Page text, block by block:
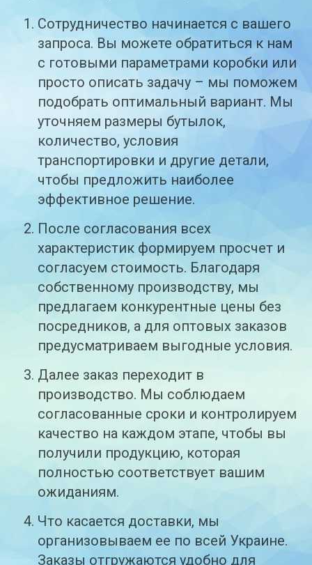
Сотрудничество начинается с вашего
запроса. Вы можете обратиться к нам
с готовыми параметрами коробки или
просто описать задачу – мы поможем
подобрать оптимальный вариант. Мы
уточняем размеры бутылок,
количество, условия
транспортировки и другие детали,
чтобы предложить наиболее
эффективное решение.
После согласования всех
характеристик формируем просчет и
согласуем стоимость. Благодаря
собственному производству, мы
предлагаем конкурентные цены без
посредников, а для оптовых заказов
предусматриваем выгодные условия.
Далее заказ переходит в
производство. Мы соблюдаем
согласованные сроки и контролируем
качество на каждом этапе, чтобы вы
получили продукцию, которая
полностью соответствует вашим
ожиданиям.
Что касается доставки, мы
организовываем ее по всей Украине.
Заказы отгружаются удобно для